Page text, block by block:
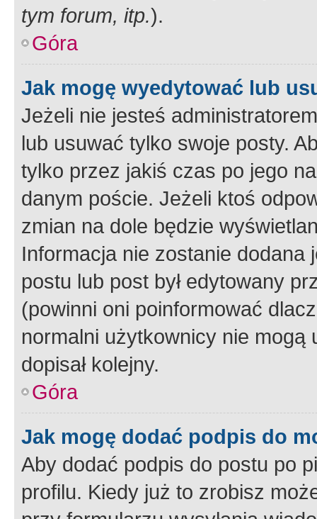
tym forum, itp.).
Góra
Jak mogę wyedytować lub
Jeżeli nie jesteś
lub usuwać tylko swoje posty.
tylko przez jakiś czas po jego
danym poście. Jeżeli ktoś
zmian na dole będzie
Informacja nie zostanie dodana
postu lub post był edytowany
(powinni oni poinformować
normalni użytkownicy nie
dopisał kolejny.
Góra
Jak mogę dodać podpis do
Aby dodać podpis do postu po
profilu. Kiedy już to zrobisz